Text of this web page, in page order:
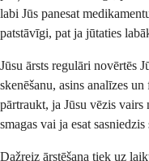
labi Jūs panesat
patstāvīgi, pat ja jūtaties
Jūsu ārsts regulāri novērtēs
skenēšanu, asins analīzes
pārtraukt, ja Jūsu vēzis vairs
smagas vai ja esat
Dažreiz ārstēšana tiek uz